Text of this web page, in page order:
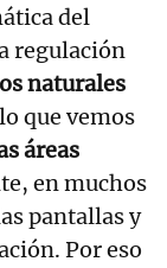
del
regulación
naturales
que vemos
áreas
en muchos
pantallas y
Por eso